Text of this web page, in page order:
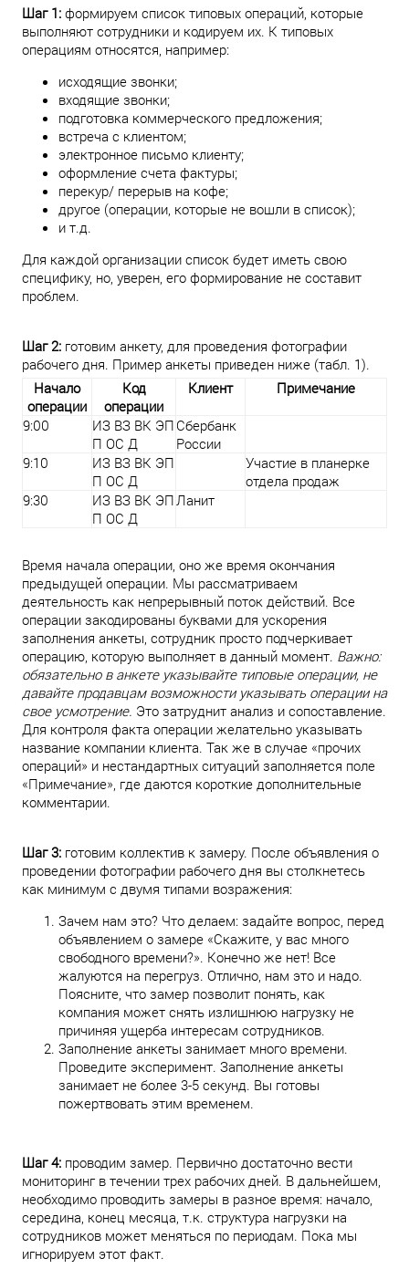
Шаг 1: формируем список типовых операций, которые
выполняют сотрудники и кодируем их. К типовых
операциям относятся, например:
исходящие звонки;
входящие звонки;
подготовка коммерческого предложения;
встреча с клиентом;
электронное письмо клиенту;
оформление счета фактуры;
перекур/ перерыв на кофе;
другое (операции, которые не вошли в список);
и т.д.
Для каждой организации список будет иметь свою
специфику, но, уверен, его формирование не составит
проблем.
Шаг 2: готовим анкету, для проведения фотографии
рабочего дня. Пример анкеты приведен ниже (табл. 1).
Начало
операции
Код
операции
Клиент Примечание
9:00
ИЗ ВЗ ВК ЭП
П ОС Д
Сбербанк
России
9:10
ИЗ ВЗ ВК ЭП
П ОС Д
Участие в планерке
отдела продаж
9:30
ИЗ ВЗ ВК ЭП
П ОС Д
Ланит
Время начала операции, оно же время окончания
предыдущей операции. Мы рассматриваем
деятельность как непрерывный поток действий. Все
операции закодированы буквами для ускорения
заполнения анкеты, сотрудник просто подчеркивает
операцию, которую выполняет в данный момент. Важно:
обязательно в анкете указывайте типовые операции, не
давайте продавцам возможности указывать операции на
свое усмотрение. Это затруднит анализ и сопоставление.
Для контроля факта операции желательно указывать
название компании клиента. Так же в случае «прочих
операций» и нестандартных ситуаций заполняется поле
«Примечание», где даются короткие дополнительные
комментарии.
Шаг 3: готовим коллектив к замеру. После объявления о
проведении фотографии рабочего дня вы столкнетесь
как минимум с двумя типами возражения:
Зачем нам это? Что делаем: задайте вопрос, перед
объявлением о замере «Скажите, у вас много
свободного времени?». Конечно же нет! Все
жалуются на перегруз. Отлично, нам это и надо.
Поясните, что замер позволит понять, как
компания может снять излишнюю нагрузку не
причиняя ущерба интересам сотрудников.
Заполнение анкеты занимает много времени.
Проведите эксперимент. Заполнение анкеты
занимает не более 3-5 секунд. Вы готовы
пожертвовать этим временем.
Шаг 4: проводим замер. Первично достаточно вести
мониторинг в течении трех рабочих дней. В дальнейшем,
необходимо проводить замеры в разное время: начало,
середина, конец месяца, т.к. структура нагрузки на
сотрудников может меняться по периодам. Пока мы
игнорируем этот факт.